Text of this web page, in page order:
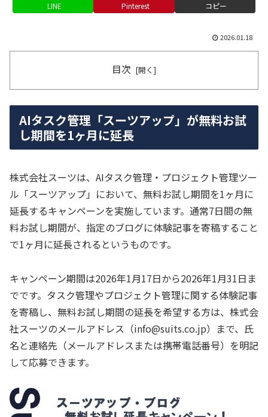
LINE Pinterest コピー
2026.01.18
目次
AIタスク管理「スーツアップ」が無料お試
し期間を1ヶ月に延長
株式会社スーツは、AIタスク管理・プロジェクト管理ツー
ル「スーツアップ」において、無料お試し期間を1ヶ月に
延長するキャンペーンを実施しています。通常7日間の無
料お試し期間が、指定のブログに体験記事を寄稿すること
で1ヶ月に延長されるというものです。
キャンペーン期間は2026年1月17日から2026年1月31日ま
でです。タスク管理やプロジェクト管理に関する体験記事
を寄稿し、無料お試し期間の延長を希望する方は、株式会
社スーツのメールアドレス（info@suits.co.jp）まで、氏
名と連絡先（メールアドレスまたは携帯電話番号）を明記
して応募できます。